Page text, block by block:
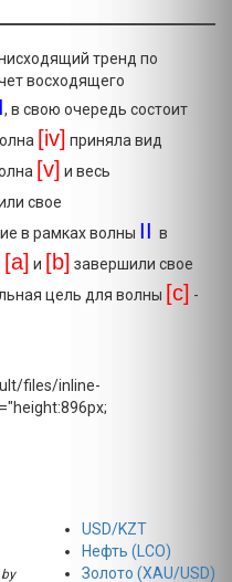
тренд по
восходящего
I, в свою очередь состоит
[iv] приняла вид
[v] и весь
свое
в рамках волны II в
[a] и [b] завершили свое
цель для волны [c] -
files/inline-
USD/KZT
Нефть (LCO)
Золото (XAU/USD)